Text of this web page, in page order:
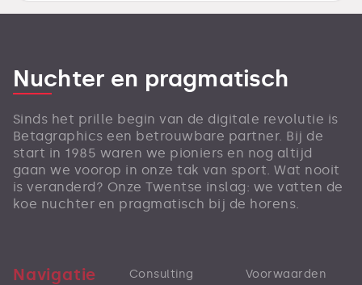
Nuchter en pragmatisch
Sinds het prille begin van de digitale revolutie is
Betagraphics een betrouwbare partner. Bij de
start in 1985 waren we pioniers en nog altijd
gaan we voorop in onze tak van sport. Wat nooit
is veranderd? Onze Twentse inslag: we vatten de
koe nuchter en pragmatisch bij de horens.
Navigatie
Consulting
Voorwaarden